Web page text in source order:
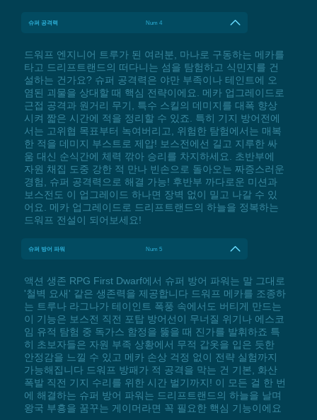
슈퍼 공격력 Num 4
드워프 엔지니어 트루가 된 여러분, 마나로 구동하는 메카를
타고 드리프트랜드의 떠다니는 섬을 탐험하고 식민지를 건
설하는 건가요? 슈퍼 공격력은 야만 부족이나 테인트에 오
염된 괴물을 상대할 때 핵심 전략이에요. 메카 업그레이드로
근접 공격과 원거리 무기, 특수 스킬의 데미지를 대폭 향상
시켜 짧은 시간에 적을 정리할 수 있죠. 특히 기지 방어전에
서는 고위협 목표부터 녹여버리고, 위험한 탐험에서는 매복
한 적을 데미지 부스트로 제압! 보스전에선 길고 지루한 싸
움 대신 순식간에 체력 깎아 승리를 차지하세요. 초반부에
자원 채집 도중 강한 적 만나 빈손으로 돌아오는 짜증스러운
경험, 슈퍼 공격력으로 해결 가능! 후반부 까다로운 미션과
보스전도 이 업그레이드 하나면 장벽 없이 밀고 나갈 수 있
어요. 메카 업그레이드로 드리프트랜드의 하늘을 정복하는
드워프 전설이 되어보세요!
슈퍼 방어 파워 Num 5
액션 생존 RPG First Dwarf에서 슈퍼 방어 파워는 말 그대로
'철벽 요새' 같은 생존력을 제공합니다 드워프 메카를 조종하
는 트루나 라그나가 테이인트 폭풍 속에서도 버티게 만드는
이 기능은 보스전 직전 포탑 방어선이 무너질 위기나 에스코
임 유적 탐험 중 독가스 함정을 뚫을 때 진가를 발휘하죠 특
히 초보자들은 자원 부족 상황에서 무적 갑옷을 입은 듯한
안정감을 느낄 수 있고 메카 손상 걱정 없이 전략 실험까지
가능해집니다 드워프 방패가 적 공격을 막는 건 기본, 화산
폭발 직전 기지 수리를 위한 시간 벌기까지! 이 모든 걸 한 번
에 해결하는 슈퍼 방어 파워는 드리프트랜드의 하늘을 날며
왕국 부흥을 꿈꾸는 게이머라면 꼭 필요한 핵심 기능이에요